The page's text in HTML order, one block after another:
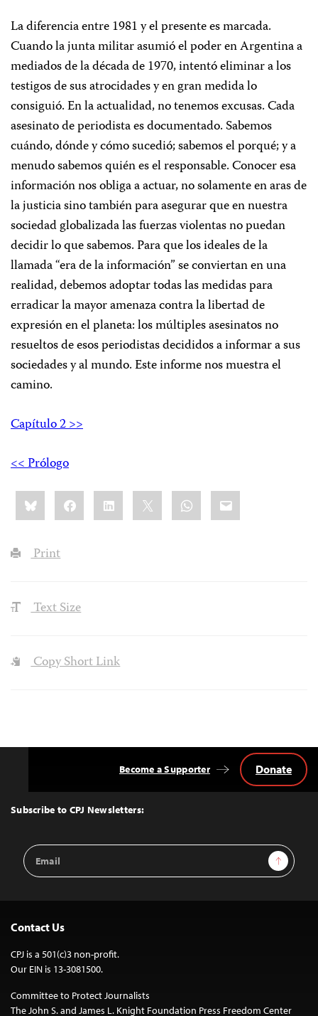
La diferencia entre 1981 y el presente es marcada.
Cuando la junta militar asumió el poder en Argentina a
mediados de la década de 1970, intentó eliminar a los
testigos de sus atrocidades y en gran medida lo
consiguió. En la actualidad, no tenemos excusas. Cada
asesinato de periodista es documentado. Sabemos
cuándo, dónde y cómo sucedió; sabemos el porqué; y a
menudo sabemos quién es el responsable. Conocer esa
información nos obliga a actuar, no solamente en aras de
la justicia sino también para asegurar que en nuestra
sociedad globalizada las fuerzas violentas no puedan
decidir lo que sabemos. Para que los ideales de la
llamada “era de la información” se conviertan en una
realidad, debemos adoptar todas las medidas para
erradicar la mayor amenaza contra la libertad de
expresión en el planeta: los múltiples asesinatos no
resueltos de esos periodistas decididos a informar a sus
sociedades y al mundo. Este informe nos muestra el
camino.
Capítulo 2 >>
<< Prólogo
Share
this:BlueskyFacebookLinkedIn WhatsApp
Email
Print
Text Size
Copy Short Link
Top
Subscribe to CPJ Newsletters:
Email
Address
Sign Up
Become a Supporter Donate
Contact Us
CPJ is a 501(c)3 non-profit.
Our EIN is 13-3081500.
Committee to Protect Journalists
The John S. and James L. Knight Foundation Press Freedom Center